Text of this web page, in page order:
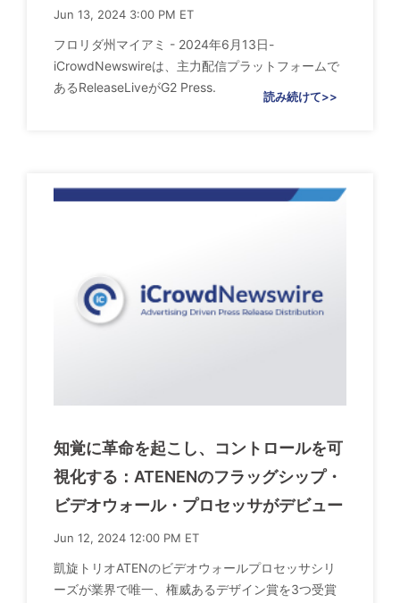
Jun 13, 2024 3:00 PM ET
フロリダ州マイアミ - 2024年6月13日-
iCrowdNewswireは、主力配信プラットフォームで
あるReleaseLiveがG2 Press.
読み続けて>>
知覚に革命を起こし、コントロールを可
視化する：ATENENのフラッグシップ・
ビデオウォール・プロセッサがデビュー
Jun 12, 2024 12:00 PM ET
凱旋トリオATENのビデオウォールプロセッサシリ
ーズが業界で唯一、権威あるデザイン賞を3つ受賞